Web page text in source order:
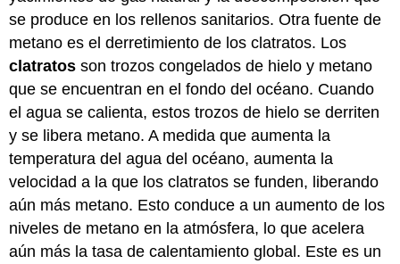
se produce en los rellenos sanitarios. Otra fuente de
metano es el derretimiento de los clatratos. Los
clatratos son trozos congelados de hielo y metano
que se encuentran en el fondo del océano. Cuando
el agua se calienta, estos trozos de hielo se derriten
y se libera metano. A medida que aumenta la
temperatura del agua del océano, aumenta la
velocidad a la que los clatratos se funden, liberando
aún más metano. Esto conduce a un aumento de los
niveles de metano en la atmósfera, lo que acelera
aún más la tasa de calentamiento global. Este es un